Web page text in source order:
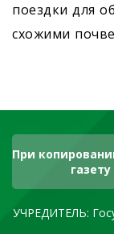
поездки для
схожими
При
УЧРЕДИТЕЛЬ: